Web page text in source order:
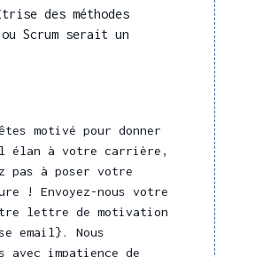
des méthodes
Scrum serait un
motivé pour donner
élan à votre carrière,
pas à poser votre
! Envoyez-nous votre
lettre de motivation
email}. Nous
avec impatience de